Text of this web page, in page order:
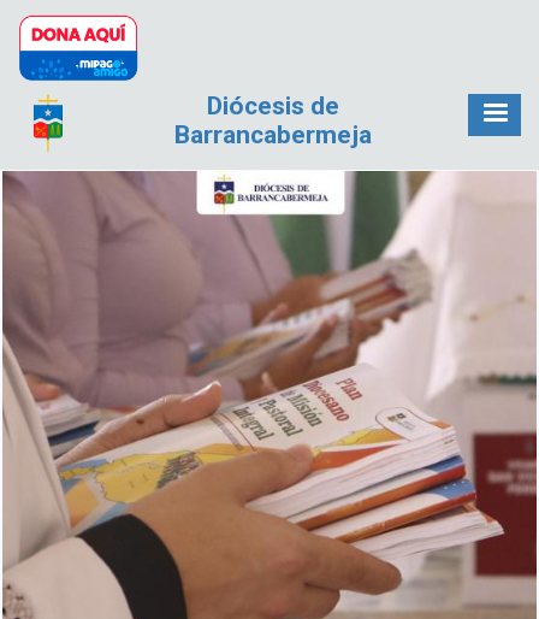
Pasar al contenido principal
Diócesis de
Barrancabermeja